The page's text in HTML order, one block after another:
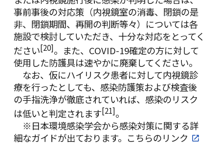
事前事後の対応策（内視鏡室の消毒、閉鎖の是
非、閉鎖期間、再開の判断等々）については各
施設で検討していただき、十分な対応をとってく
ださい[20]。また、COVID-19確定の方に対して
使用した防護具は速やかに廃棄してください。
なお、仮にハイリスク患者に対して内視鏡診
療を行ったとしても、感染防護策および検査後
の手指洗浄が徹底されていれば、感染のリスク
は低いと判定されます[21]。
※日本環境感染学会から感染対策に関する詳
細なガイドが出ております。 こちらのリンク